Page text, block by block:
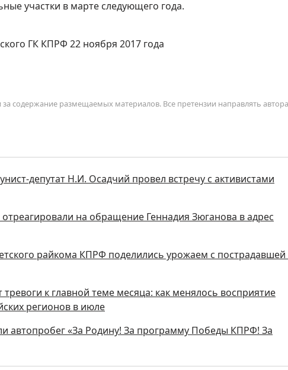
участки в марте следующего года.
ГК КПРФ 22 ноября 2017 года
за содержание размещаемых материалов. Все претензии направлять
депутат Н.И. Осадчий провел встречу с активистами
на обращение Геннадия Зюганова в адрес
райкома КПРФ поделились урожаем с пострадавшей
к главной теме месяца: как менялось восприятие
регионов в июле
автопробег «За Родину! За программу Победы КПРФ! За